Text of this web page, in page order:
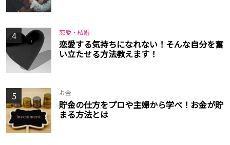
4 恋愛・結婚
恋愛する気持ちになれない！そんな自分を奮
い立たせる方法教えます！
5 お金
貯金の仕方をプロや主婦から学べ！お金が貯
まる方法とは